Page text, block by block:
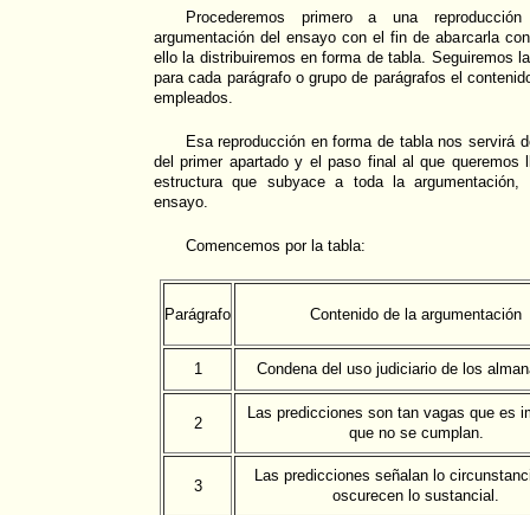
Procederemos primero a una
argumentación del ensayo con el fin de abarcarla
ello la distribuiremos en forma de tabla. Seguiremos
para cada parágrafo o grupo de parágrafos el
empleados.
Esa reproducción en forma de tabla nos servirá
del primer apartado y el paso final al que queremos
estructura que subyace a toda la argumentación,
ensayo.
Comencemos por la tabla:
Parágrafo Contenido de la argumentación
1 Condena del uso judiciario de los
2
Las predicciones son tan vagas que es
que no se cumplan.
3
Las predicciones señalan lo
oscurecen lo sustancial.